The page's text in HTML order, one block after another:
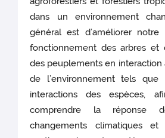
dans un environnement
général est d’améliorer notre
fonctionnement des arbres et
des peuplements en interaction
de l’environnement tels
interactions des espèces,
comprendre la réponse
changements climatiques et